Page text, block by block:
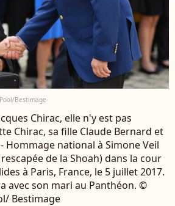
Bestimage
Chirac, elle n'y est pas
Chirac, sa fille Claude Bernard et
Hommage national à Simone Veil
de la Shoah) dans la cour
à Paris, France, le 5 juillet 2017.
avec son mari au Panthéon. ©
Bestimage